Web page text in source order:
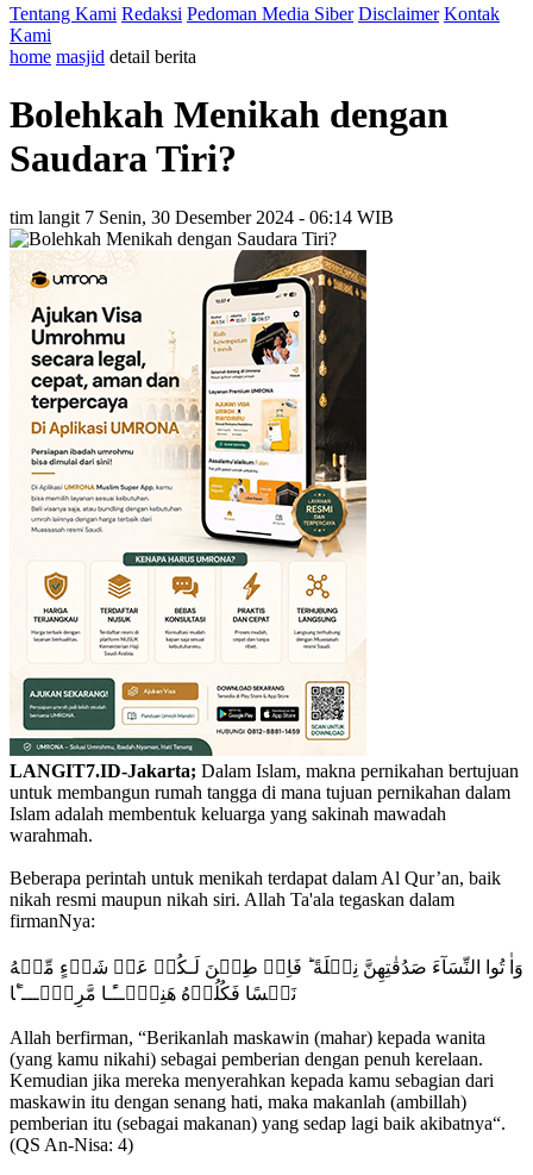
Tentang Kami Redaksi Pedoman Media Siber Disclaimer Kontak
Kami
home masjid detail berita
Bolehkah Menikah dengan
Saudara Tiri?
tim langit 7 Senin, 30 Desember 2024 - 06:14 WIB
LANGIT7.ID-Jakarta; Dalam Islam, makna pernikahan bertujuan
untuk membangun rumah tangga di mana tujuan pernikahan dalam
Islam adalah membentuk keluarga yang sakinah mawadah
warahmah.
Beberapa perintah untuk menikah terdapat dalam Al Qur’an, baik
nikah resmi maupun nikah siri. Allah Ta'ala tegaskan dalam
firmanNya:
وَاٰ تُوا النِّسَآءَ صَدُقٰتِهِنَّ نِحۡلَةً‌ ؕ فَاِنۡ طِبۡنَ لَـكُمۡ عَنۡ شَىۡءٍ مِّنۡهُ
نَفۡسًا فَكُلُوۡهُ هَنِيۡٓــًٔـا مَّرِیۡٓـــٴًﺎ
Allah berfirman, “Berikanlah maskawin (mahar) kepada wanita
(yang kamu nikahi) sebagai pemberian dengan penuh kerelaan.
Kemudian jika mereka menyerahkan kepada kamu sebagian dari
maskawin itu dengan senang hati, maka makanlah (ambillah)
pemberian itu (sebagai makanan) yang sedap lagi baik akibatnya“.
(QS An-Nisa: 4)